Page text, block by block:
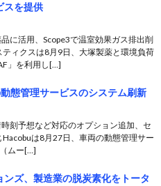
スを提供
に活用、Scope3で温室効果ガス排出削
ティクスは8月9日、大塚製薬と環境負荷
」を利用し[…]
態管理サービスのシステム刷新
刻予想など対応のオプション追加、セ
Hacobuは8月27日、車両の動態管理サー
ムー[…]
ンズ、製造業の脱炭素化をトータ